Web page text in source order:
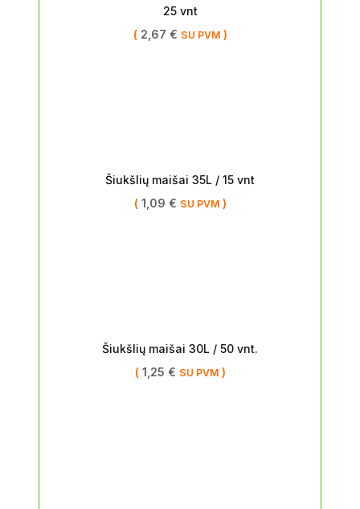
25 vnt
( 2,67 € SU PVM)
Šiukšlių maišai 35L / 15 vnt
( 1,09 € SU PVM)
Šiukšlių maišai 30L / 50 vnt.
( 1,25 € SU PVM)